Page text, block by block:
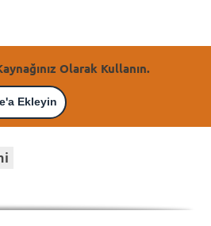
Olarak Kullanın.
Ekleyin